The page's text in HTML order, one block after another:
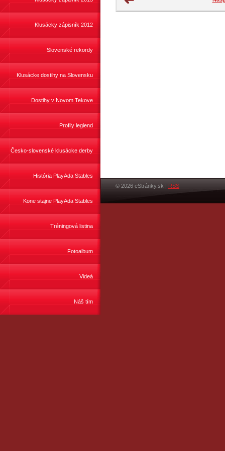
Klusácky zápisník 2012
Slovenské rekordy
Klusácke dostihy na Slovensku
Dostihy v Novom Tekove
Profily legiend
Česko-slovenské klusácke derby
História PlayAda Stables
Kone stajne PlayAda Stables
Tréningová listina
Fotoalbum
Videá
Náš tím
© 2026 eStránky.sk RSS